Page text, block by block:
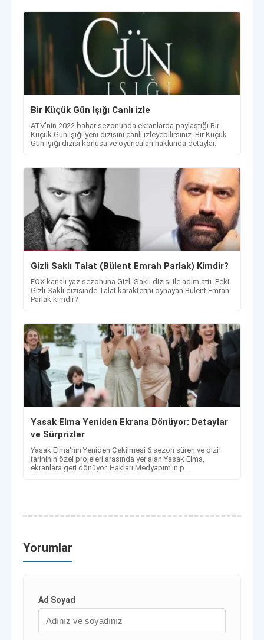
Bir Küçük Gün Işığı Canlı izle
ATV'nin 2022 bahar sezonunda ekranlarda paylaştığı Bir
Küçük Gün Işığı yeni dizisini canlı izleyebilirsiniz. Bir Küçük
Gün Işığı dizisi konusu ve oyuncuları hakkında detaylar.
Gizli Saklı Talat (Bülent Emrah Parlak) Kimdir?
FOX kanalı yaz sezonuna Gizli Saklı dizisi ile adım attı. Peki
Gizli Saklı dizisinde Talat karakterini oynayan Bülent Emrah
Parlak kimdir?
Yasak Elma Yeniden Ekrana Dönüyor: Detaylar
ve Sürprizler
Yasak Elma'nın Yeniden Çekilmesi 6 sezon süren ve dizi
tarihinin özel projeleri arasında yer alan Yasak Elma,
ekranlara geri dönüyor. Hakları Medyapım'ın p...
Yorumlar
Ad Soyad